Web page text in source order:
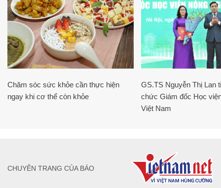
Chăm sóc sức khỏe cần thực hiện
ngay khi cơ thể còn khỏe
GS.TS Nguyễn Thị Lan
chức Giám đốc Học
Việt Nam
CHUYÊN TRANG CỦA BÁO